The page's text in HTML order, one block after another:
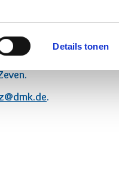
Details tonen
.